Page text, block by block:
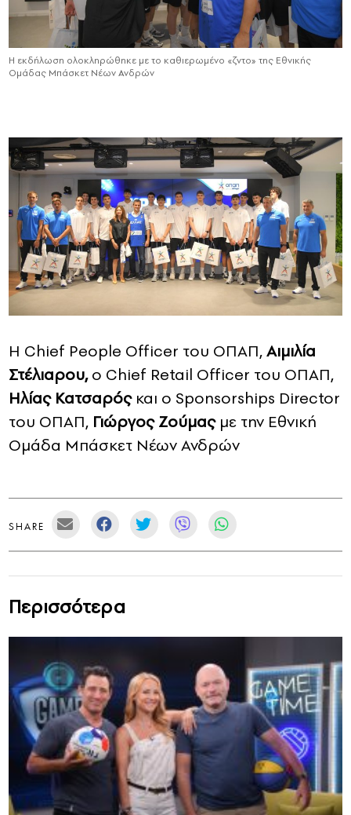
Η εκδήλωση ολοκληρώθηκε με το καθιερωμένο «ζντο» της Εθνικής
Ομάδας Μπάσκετ Νέων Ανδρών
Η Chief People Officer του ΟΠΑΠ,Αιμιλία
Στέλιαρου,ο Chief Retail Officer του ΟΠΑΠ,
Ηλίας Κατσαρόςκαι ο Sponsorships Director
του ΟΠΑΠ, Γιώργος Ζούμαςμε την Εθνική
Ομάδα Μπάσκετ Νέων Ανδρών
SHARE
Περισσότερα